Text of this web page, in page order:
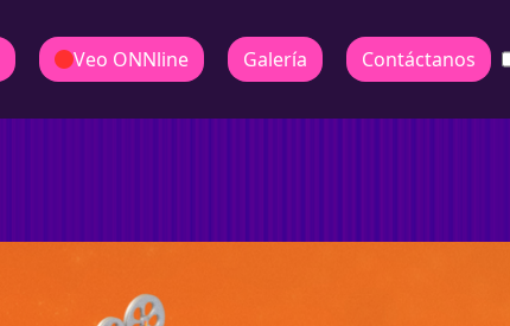
Veo ONNline Galería Contáctanos